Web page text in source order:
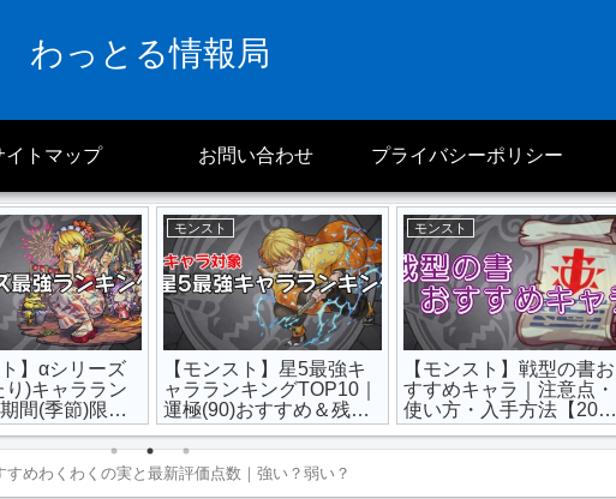
わっとる情報局
イトマップ お問い合わせ プライバシーポリシー
ト】αシリーズ
り)キャララン
間(季節)限定
新版】
モンスト
【モンスト】星5最強キ
ャラランキングTOP10｜
運極(90)おすすめ＆残す
べき【2024年最新版】
モンスト
【モンスト】戦型の書お
すすめキャラ｜注意点・
使い方・入手方法【2024
年最新版】
すめわくわくの実と最新評価点数｜強い？弱い？